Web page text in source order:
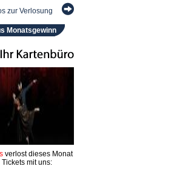
zur Verlosung
Monatsgewinn
verlost dieses Monat
mit uns: